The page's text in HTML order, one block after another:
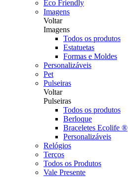
Eco Friendly
Imagens
Voltar
Imagens
Todos os produtos
Estatuetas
Formas e Moldes
Personalizáveis
Pet
Pulseiras
Voltar
Pulseiras
Todos os produtos
Berloque
Braceletes Ecolife ®
Personalizáveis
Relógios
Terços
Todos os Produtos
Vale Presente